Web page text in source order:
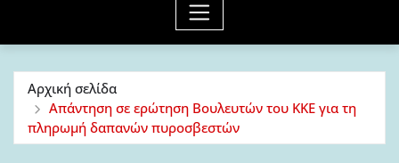
Αρχική σελίδα
Απάντηση σε ερώτηση Βουλευτών του ΚΚΕ για τη
πληρωμή δαπανών πυροσβεστών